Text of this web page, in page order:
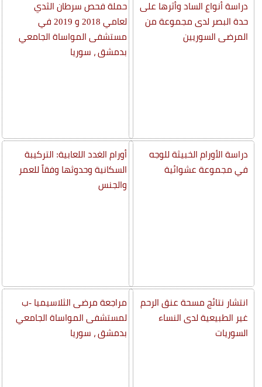
دراسة أنواع الساد وأثرها على
حدة البصر لدى مجموعة من
المرضى السوريين
دراسة الأورام الخبيثة للوجه
في مجموعة عشوائية
انتشار نتائج مسحة عنق الرحم
غير الطبيعية لدى النساء
السوريات
حملة فحص سرطان الثدي
لعامي 2018 و 2019 في
مستشفى المواساة الجامعي
بدمشق ، سوريا
أورام الغدد اللعابية: التركيبة
السكانية وحدوثها وفقاً للعمر
والجنس
مراجعة مرضى الثلاسيميا -ب
لمستشفى المواساة الجامعي
بدمشق ، سوريا